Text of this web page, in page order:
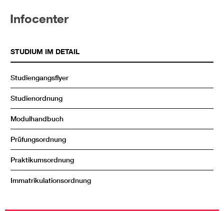
Infocenter
STUDIUM IM DETAIL
Studiengangsflyer
Studienordnung
Modulhandbuch
Prüfungsordnung
Praktikumsordnung
Immatrikulationsordnung